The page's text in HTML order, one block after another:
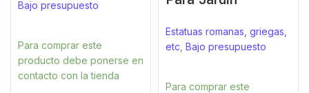
Bajo presupuesto
Para comprar este
producto debe ponerse en
contacto con la tienda
Estatuas romanas, griegas,
etc Bajo presupuesto
Para comprar este